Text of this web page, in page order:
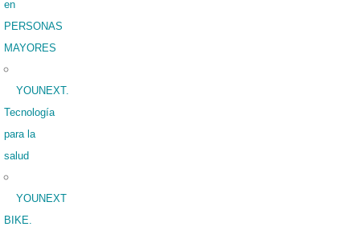
en
PERSONAS
MAYORES
YOUNEXT.
Tecnología
para la
salud
YOUNEXT
BIKE.